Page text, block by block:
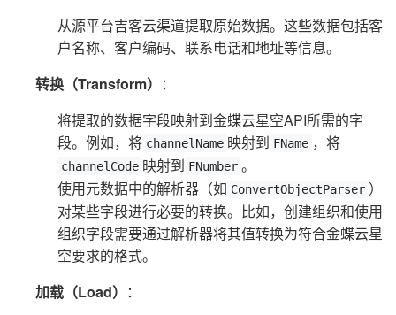
从源平台吉客云渠道提取原始数据。这些数据包括客
户名称、客户编码、联系电话和地址等信息。
转换（Transform） ：
将提取的数据字段映射到金蝶云星空API所需的字
段。例如，将 channelName 映射到 FName ，将
channelCode 映射到 FNumber 。
使用元数据中的解析器（如 ConvertObjectParser ）
对某些字段进行必要的转换。比如，创建组织和使用
组织字段需要通过解析器将其值转换为符合金蝶云星
空要求的格式。
加载（Load） ：